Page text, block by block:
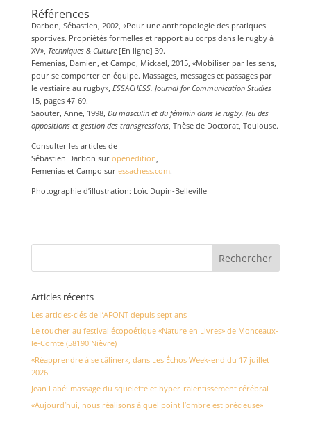
Références
Darbon, Sébastien, 2002, «Pour une anthropologie des pratiques
sportives. Propriétés formelles et rapport au corps dans le rugby à
XV», Techniques & Culture[En ligne] 39.
Femenias, Damien, et Campo, Mickael, 2015, «Mobiliser par les sens,
pour se comporter en équipe. Massages, messages et passages par
le vestiaire au rugby», ESSACHESS. Journal for Communication Studies
15, pages 47-69.
Saouter, Anne, 1998, Du masculin et du féminin dans le rugby. Jeu des
oppositions et gestion des transgressions, Thèse de Doctorat, Toulouse.
Consulter les articles de
Sébastien Darbon sur openedition
Femenias et Campo sur essachess.com.
Photographie d’illustration: Loïc Dupin-Belleville
Articles récents
Les articles-clés de l’AFONT depuis sept ans
Le toucher au festival écopoétique «Nature en Livres» de Monceaux-
le-Comte (58190 Nièvre)
«Réapprendre à se câliner», dans Les Échos Week-end du 17 juillet
2026
Jean Labé: massage du squelette et hyper-ralentissement cérébral
«Aujourd’hui, nous réalisons à quel point l’ombre est précieuse»